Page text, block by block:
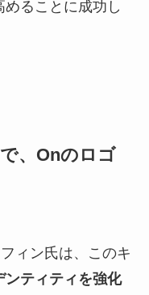
ることに成功し
、Onのロゴ
ィン氏は、このキ
ンティティを強化